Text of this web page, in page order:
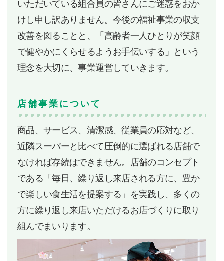
いただいている組合員の皆さんにご迷惑をおか
けし申し訳ありません。今後の福祉事業の収支
改善を図ることと、「高齢者一人ひとりが笑顔
で健やかにくらせるようお手伝いする」という
理念を大切に、事業運営していきます。
店舗事業について
商品、サービス、清潔感、従業員の応対など、
近隣スーパーと比べて圧倒的に選ばれる店舗で
なければ存続はできません。店舗のコンセプト
である「毎日、繰り返し来店される方に、豊か
で楽しい食生活を提案する」を実践し、多くの
方に繰り返し来店いただけるお店づくりに取り
組んでまいります。